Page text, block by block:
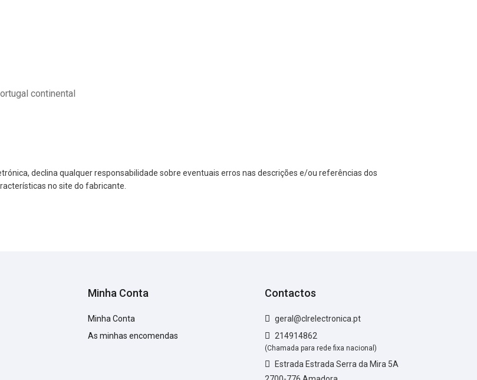
continental
declina qualquer responsabilidade sobre eventuais erros nas descrições e/ou referências dos
no site do fabricante.
Minha Conta
Minha Conta
As minhas encomendas
Contactos
geral@clrelectronica.pt
214914862
(Chamada para rede fixa nacional)
Estrada Estrada Serra da Mira 5A